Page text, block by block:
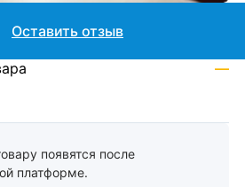
появятся после
платформе.
Оставить отзыв
—